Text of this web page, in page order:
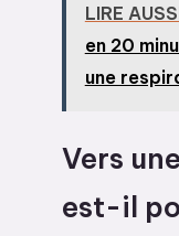
LIRE
en 20
une
Vers
est-il